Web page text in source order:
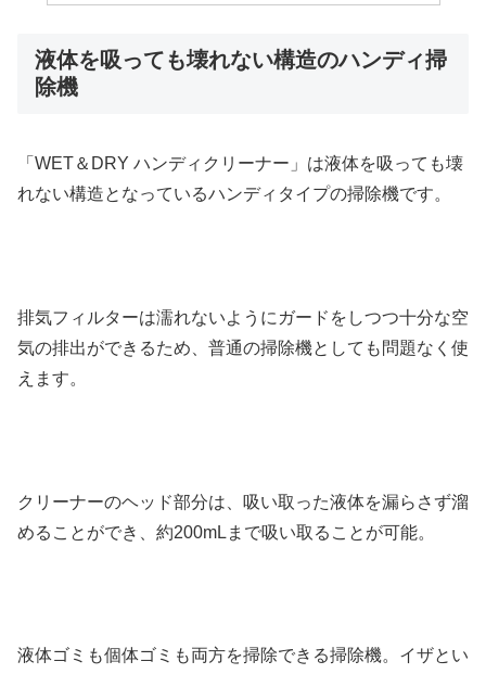
液体を吸っても壊れない構造のハンディ掃
除機
「WET＆DRY ハンディクリーナー」は液体を吸っても壊
れない構造となっているハンディタイプの掃除機です。
排気フィルターは濡れないようにガードをしつつ十分な空
気の排出ができるため、普通の掃除機としても問題なく使
えます。
クリーナーのヘッド部分は、吸い取った液体を漏らさず溜
めることができ、約200mLまで吸い取ることが可能。
液体ゴミも個体ゴミも両方を掃除できる掃除機。イザとい